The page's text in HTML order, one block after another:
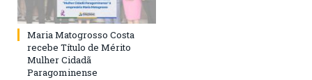
Maria Matogrosso Costa
recebe Título de Mérito
Mulher Cidadã
Paragominense